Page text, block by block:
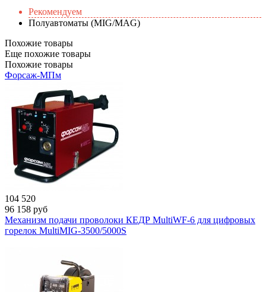
Рекомендуем
Полуавтоматы (MIG/MAG)
Похожие товары
Еще похожие товары
Похожие товары
Форсаж-МПм
104 520
96 158 руб
Механизм подачи проволоки КЕДР MultiWF-6 для цифровых
горелок MultiMIG-3500/5000S